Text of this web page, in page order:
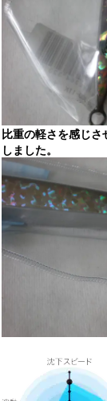
比重の軽さを感じ
しました。